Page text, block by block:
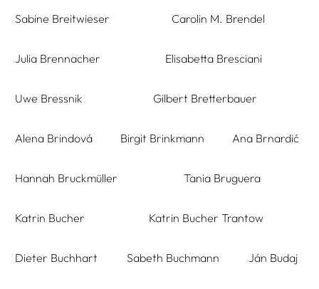
Sabine Breitwieser Carolin M. Brendel
Julia Brennacher Elisabetta Bresciani
Uwe Bressnik Gilbert Bretterbauer
Alena Brindová Birgit Brinkmann Ana Brnardić
Hannah Bruckmüller Tania Bruguera
Katrin Bucher Katrin Bucher Trantow
Dieter Buchhart Sabeth Buchmann Ján Budaj